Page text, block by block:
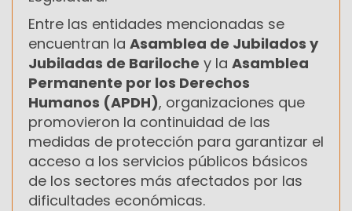
Entre las entidades mencionadas se
encuentran la Asamblea de Jubilados y
Jubiladas de Bariloche y la Asamblea
Permanente por los Derechos
Humanos (APDH), organizaciones que
promovieron la continuidad de las
medidas de protección para garantizar el
acceso a los servicios públicos básicos
de los sectores más afectados por las
dificultades económicas.